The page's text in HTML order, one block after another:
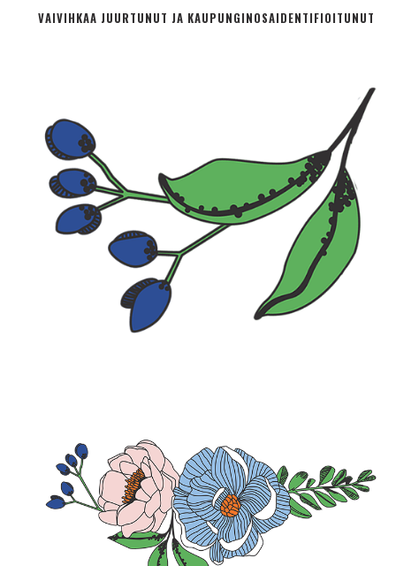
VAIVIHKAA JUURTUNUT JA KAUPUNGINOSA­IDENTIFIOITUNUT